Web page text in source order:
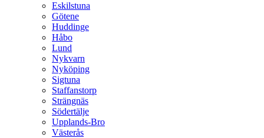
Eskilstuna
Götene
Huddinge
Håbo
Lund
Nykvarn
Nyköping
Sigtuna
Staffanstorp
Strängnäs
Södertälje
Upplands-Bro
Västerås